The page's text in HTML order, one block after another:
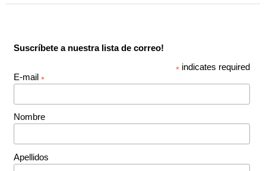
Suscríbete a nuestra lista de correo!
* indicates required
E-mail *
Nombre
Apellidos